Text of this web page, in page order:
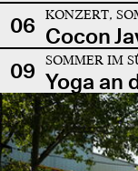
06 KONZERT,
Cocon
09
SOMMER IM
Yoga an